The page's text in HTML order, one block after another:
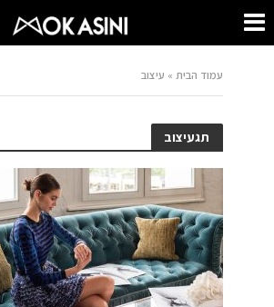
עמוד הבית » עיצוב
תגעיצוב